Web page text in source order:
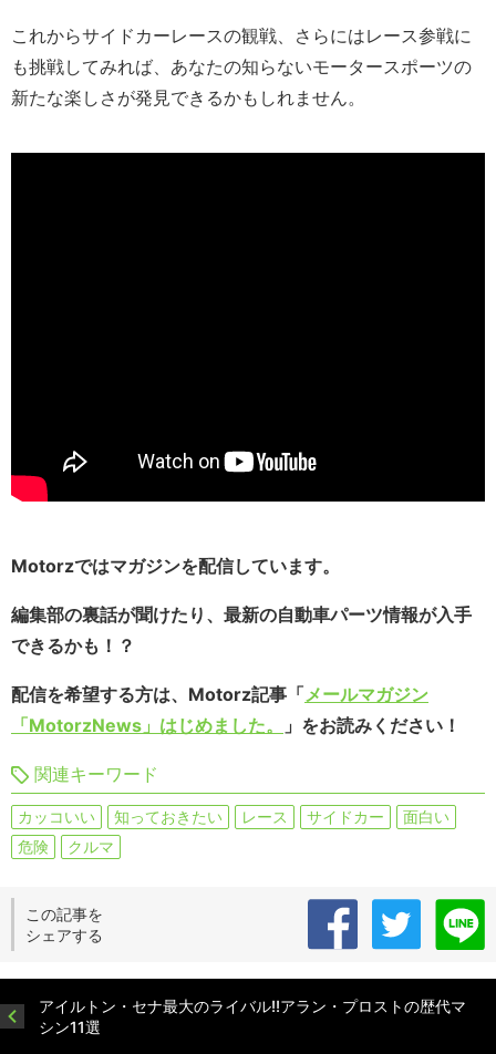
これからサイドカーレースの観戦、さらにはレース参戦に
も挑戦してみれば、あなたの知らないモータースポーツの
新たな楽しさが発見できるかもしれません。
Motorzではマガジンを配信しています。
編集部の裏話が聞けたり、最新の自動車パーツ情報が入手
できるかも！？
配信を希望する方は、Motorz記事「メールマガジン
「MotorzNews」はじめました。
」をお読みください！
関連キーワード
カッコいい 知っておきたい レース サイドカー
面白い
危険
クルマ
この記事を
シェアする
アイルトン・セナ最大のライバル!!アラン・プロストの歴代マ
シン11選